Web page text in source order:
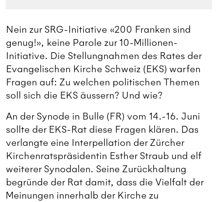
Nein zur SRG-Initiative «200 Franken sind
genug!», keine Parole zur 10-Millionen-
Initiative. Die Stellungnahmen des Rates der
Evangelischen Kirche Schweiz (EKS) warfen
Fragen auf: Zu welchen politischen Themen
soll sich die EKS äussern? Und wie?
An der Synode in Bulle (FR) vom 14.-16. Juni
sollte der EKS-Rat diese Fragen klären. Das
verlangte eine Interpellation der Zürcher
Kirchenratspräsidentin Esther Straub und elf
weiterer Synodalen. Seine Zurückhaltung
begründe der Rat damit, dass die Vielfalt der
Meinungen innerhalb der Kirche zu